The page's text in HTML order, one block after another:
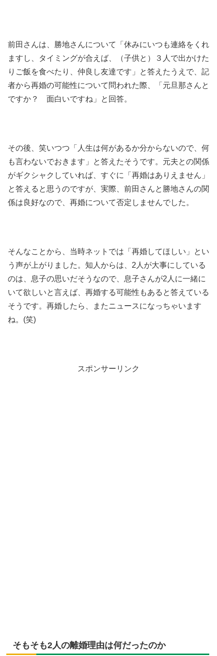
前田さんは、勝地さんについて「休みにいつも連絡をくれ
ますし、タイミングが合えば、（子供と）３人で出かけた
りご飯を食べたり、仲良し友達です」と答えたうえで、記
者から再婚の可能性について問われた際、「元旦那さんと
ですか？ 面白いですね」と回答。
その後、笑いつつ「人生は何があるか分からないので、何
も言わないでおきます」と答えたそうです。元夫との関係
がギクシャクしていれば、すぐに「再婚はありえません」
と答えると思うのですが、実際、前田さんと勝地さんの関
係は良好なので、再婚について否定しませんでした。
そんなことから、当時ネットでは「再婚してほしい」とい
う声が上がりました。知人からは、2人が大事にしている
のは、息子の思いだそうなので、息子さんが2人に一緒に
いて欲しいと言えば、再婚する可能性もあると答えている
そうです。再婚したら、またニュースになっちゃいます
ね。(笑)
スポンサーリンク
そもそも2人の離婚理由は何だったのか